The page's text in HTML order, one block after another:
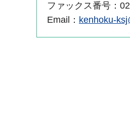
ファックス番号：
Email： kenhoku-